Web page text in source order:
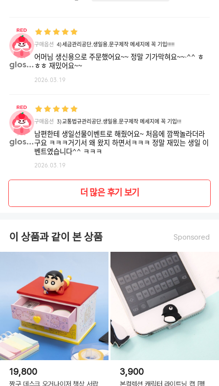
glos**
구매옵션 4)세금관리공단,생일용,문구제작 메세지에 꼭 기입!!!!!
어머님 생신용으로 주문했어요~~ 정말 기가막혀요~~·^^ ㅎ
ㅎㅎ 재밌어요~~
2026.03.19
glos**
구매옵션 3)교통법규관리공단,생일용,문구제작 메세지에 꼭 기입!!!
남편한테 생일선물이벤트로 해줬어요~ 처음에 깜짝놀라더라
구요 ㅋㅋㅋ거기서 왜 왔지 하면서ㅋㅋㅋ 정말 재밌는 생일 이
벤트였습니다^^ ㅋㅋㅋ
2026.03.19
더 많은 후기 보기
이 상품과 같이 본 상품 Sponsored
19,800
짱구 데스크 오거나이저 책상 서랍
3,900
본컬렉션 캐릭터 라이트닝 캡 [펭